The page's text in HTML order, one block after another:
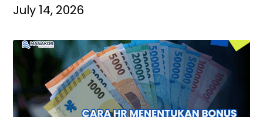
July 14, 2026